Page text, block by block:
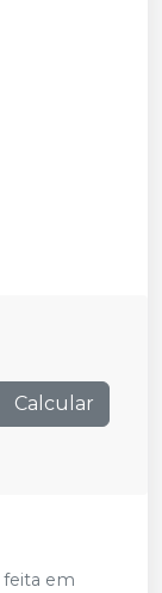
Calcular
feita em